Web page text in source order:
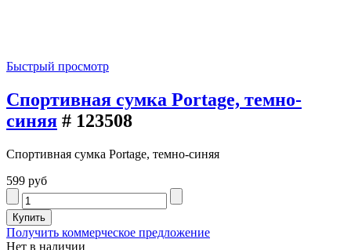
Быстрый просмотр
Спортивная сумка Portage, темно-
синяя # 123508
Спортивная сумка Portage, темно-синяя
599 руб
Получить коммерческое предложение
Нет в наличии